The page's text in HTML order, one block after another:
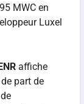
MWC en
Luxel
affiche
part de